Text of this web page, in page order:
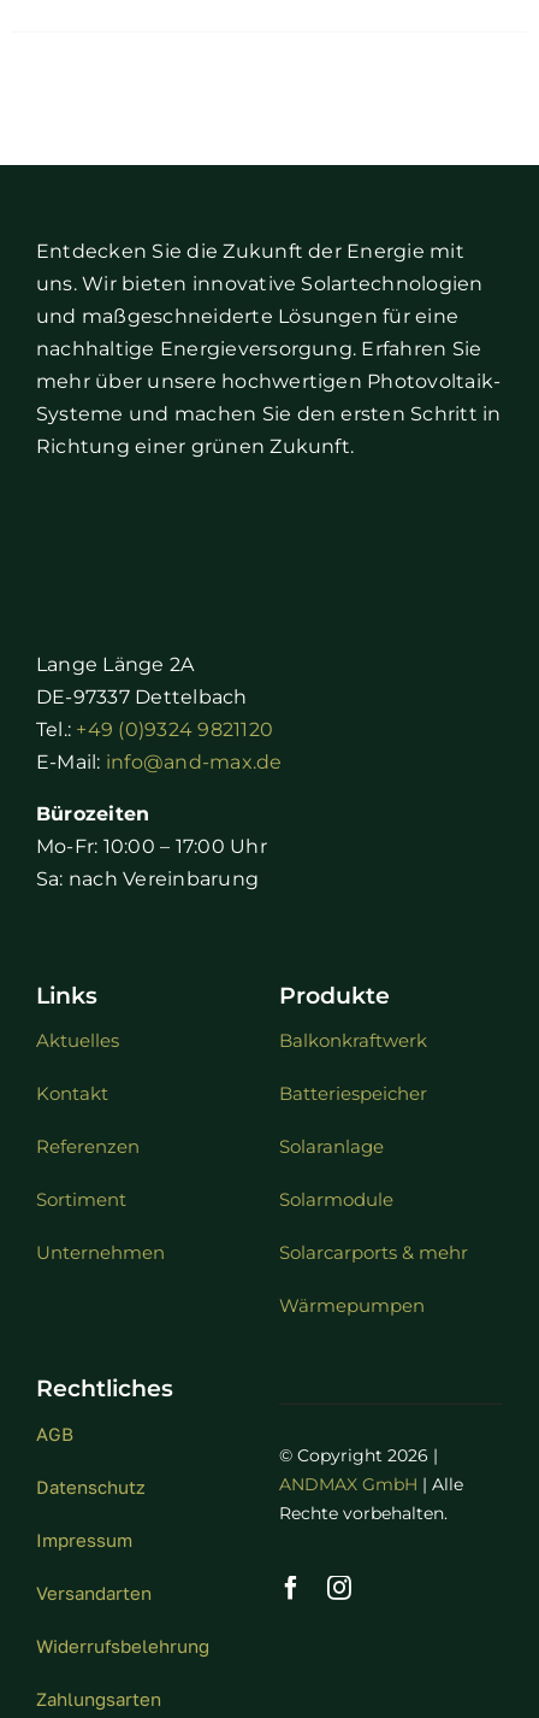
Entdecken Sie die Zukunft der Energie mit
uns. Wir bieten innovative Solartechnologien
und maßgeschneiderte Lösungen für eine
nachhaltige Energieversorgung. Erfahren Sie
mehr über unsere hochwertigen Photovoltaik-
Systeme und machen Sie den ersten Schritt in
Richtung einer grünen Zukunft.
Lange Länge 2A
DE-97337 Dettelbach
Tel.: +49 (0)9324 9821120
E-Mail: info@and-max.de
Bürozeiten
Mo-Fr: 10:00 – 17:00 Uhr
Sa: nach Vereinbarung
Links
Aktuelles
Kontakt
Referenzen
Sortiment
Unternehmen
Produkte
Balkonkraftwerk
Batteriespeicher
Solaranlage
Solarmodule
Solarcarports & mehr
Wärmepumpen
Rechtliches
AGB
Datenschutz
Impressum
Versandarten
Widerrufsbelehrung
Zahlungsarten
© Copyright 2026 |
ANDMAX GmbH | Alle
Rechte vorbehalten.